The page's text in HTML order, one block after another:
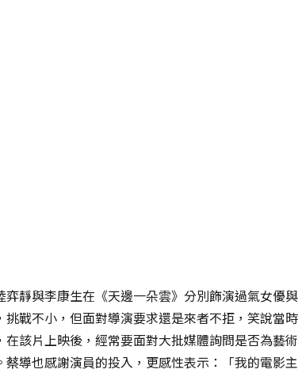
靜與李康生在《天邊一朵雲》分別飾演過氣女優
戰不小，但面對導演要求還是來者不拒，笑說當
該片上映後，經常要面對大批媒體詢問是否為藝
導也感謝演員的投入，更感性表示：「我的電影